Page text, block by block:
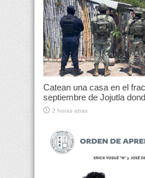
Catean una casa en el
septiembre de Jojutla
2 horas atras